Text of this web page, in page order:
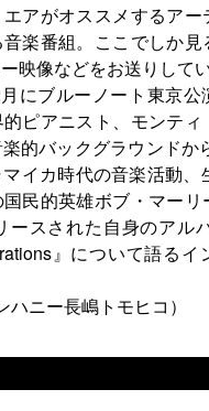
エアがオススメするア
楽番組。ここでしか
映像などをお送りして
にブルーノート東京公
ピアニスト、モンテ
的バックグラウンドか
イカ時代の音楽活動、
民的英雄ボブ・マーリ
ースされた自身のアル
』について語るイ
ハニー長嶋トモヒコ）